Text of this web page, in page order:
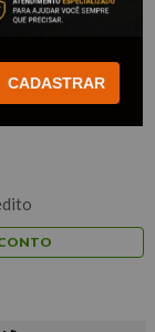
CADASTRAR